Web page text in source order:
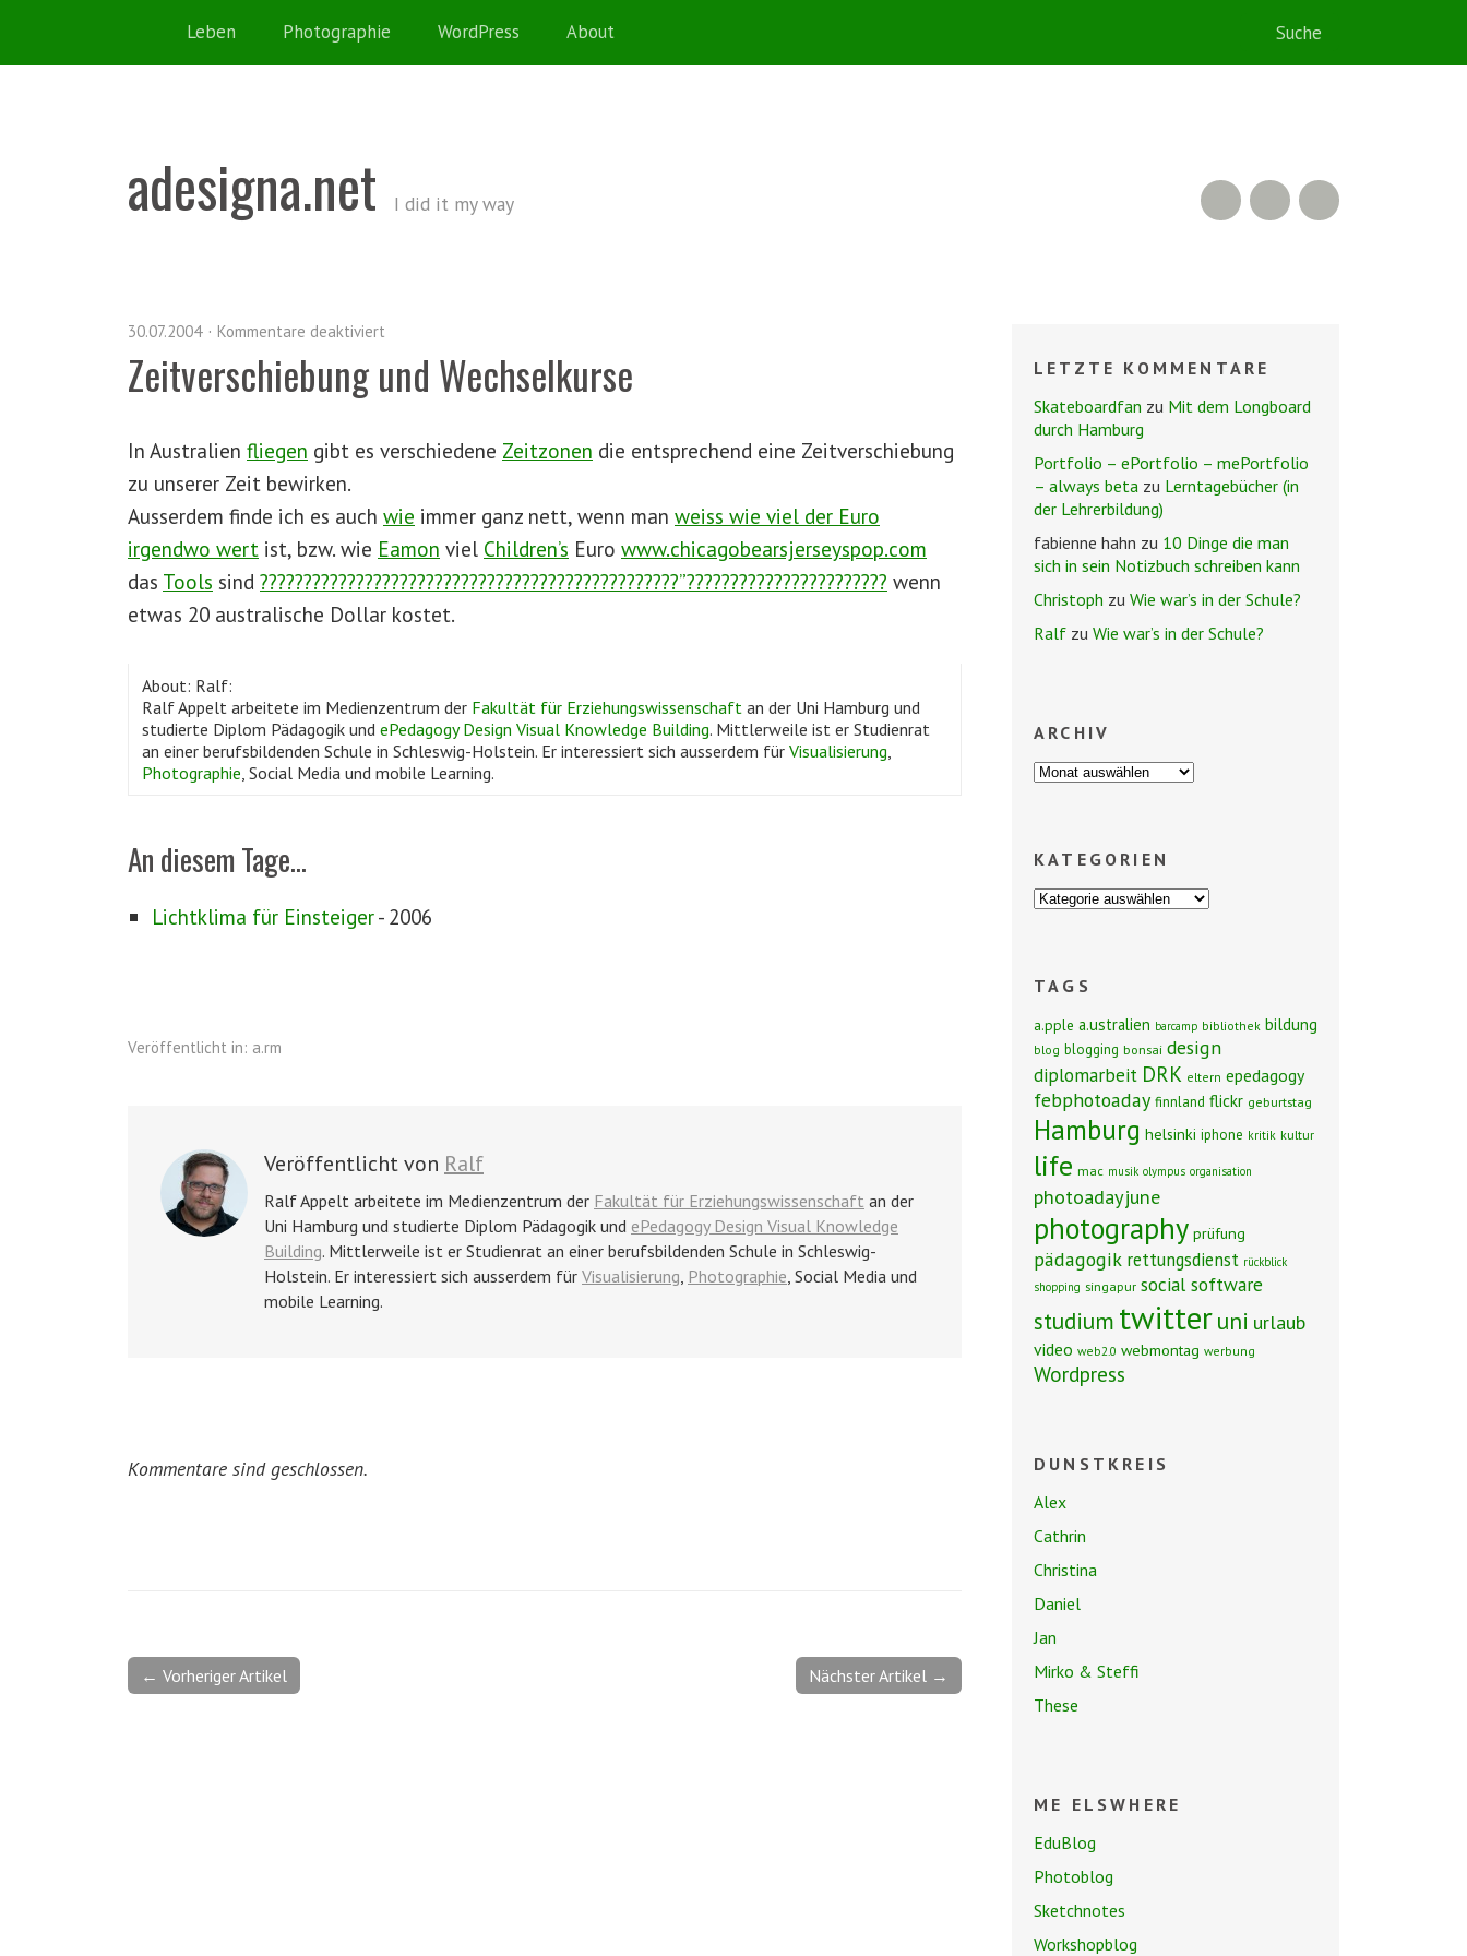
Leben Photographie WordPress About
adesigna.net I did it my way Flickr
RSS Feed
30.07.2004 Kommentare deaktiviert
Zeitverschiebung und Wechselkurse
In Australien fliegen gibt es verschiedene Zeitzonen die entsprechend eine Zeitverschiebung
zu unserer Zeit bewirken.
Ausserdem finde ich es auch wie immer ganz nett, wenn man weiss wie viel der Euro
irgendwo wert ist, bzw. wie Eamon viel Children’s Euro www.chicagobearsjerseyspop.com
das Tools sind ????????????????????????????????????????????????”??????????????????????? wenn
etwas 20 australische Dollar kostet.
About: Ralf:
Ralf Appelt arbeitete im Medienzentrum der Fakultät für Erziehungswissenschaft an der Uni Hamburg und
studierte Diplom Pädagogik und ePedagogy Design Visual Knowledge Building. Mittlerweile ist er Studienrat
an einer berufsbildenden Schule in Schleswig-Holstein. Er interessiert sich ausserdem für Visualisierung,
Photographie, Social Media und mobile Learning.
An diesem Tage...
Lichtklima für Einsteiger- 2006
Veröffentlicht in: a.rm
Veröffentlicht von Ralf
Ralf Appelt arbeitete im Medienzentrum der Fakultät für Erziehungswissenschaft an der
Uni Hamburg und studierte Diplom Pädagogik und ePedagogy Design Visual Knowledge
Building. Mittlerweile ist er Studienrat an einer berufsbildenden Schule in Schleswig-
Holstein. Er interessiert sich ausserdem für Visualisierung, Photographie, Social Media und
mobile Learning.
Kommentare sind geschlossen.
Nächster Artikel →
← Vorheriger Artikel
LETZTE KOMMENTARE
Skateboardfan zu Mit dem Longboard
durch Hamburg
Portfolio – ePortfolio – mePortfolio
– always beta zu Lerntagebücher (in
der Lehrerbildung)
fabienne hahn zu 10 Dinge die man
sich in sein Notizbuch schreiben kann
Christoph zu Wie war’s in der Schule?
Ralf zu Wie war’s in der Schule?
ARCHIV
KATEGORIEN
TAGS
a.pple a.ustralien barcamp bibliothek bildung
blog blogging bonsai design
diplomarbeit DRK eltern epedagogy
febphotoaday finnland flickr geburtstag
Hamburg helsinki iphone kritik kultur
life mac musik olympus organisation
photoadayjune
photography prüfung
pädagogik rettungsdienst rückblick
shopping singapur social software
studium twitteruni urlaub
video web2.0 webmontag werbung
Wordpress
DUNSTKREIS
Alex
Cathrin
Christina
Daniel
Jan
Mirko & Steffi
These
ME ELSWHERE
EduBlog
Photoblog
Sketchnotes
Workshopblog